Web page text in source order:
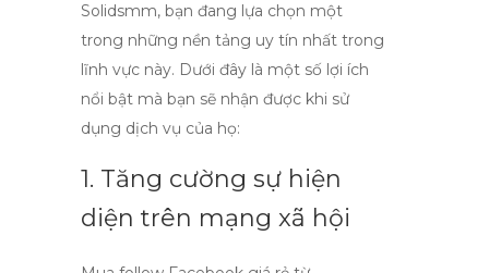
Solidsmm, bạn đang lựa chọn một
trong những nền tảng uy tín nhất trong
lĩnh vực này. Dưới đây là một số lợi ích
nổi bật mà bạn sẽ nhận được khi sử
dụng dịch vụ của họ:
1. Tăng cường sự hiện
diện trên mạng xã hội